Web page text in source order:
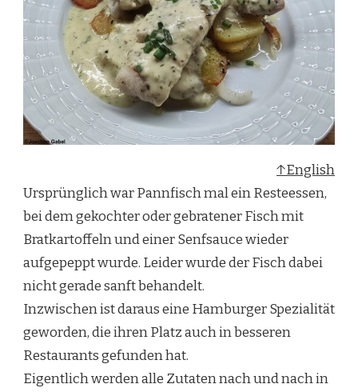
↑English
Ursprünglich war Pannfisch mal ein Resteessen,
bei dem gekochter oder gebratener Fisch mit
Bratkartoffeln und einer Senfsauce wieder
aufgepeppt wurde. Leider wurde der Fisch dabei
nicht gerade sanft behandelt.
Inzwischen ist daraus eine Hamburger Spezialität
geworden, die ihren Platz auch in besseren
Restaurants gefunden hat.
Eigentlich werden alle Zutaten nach und nach in